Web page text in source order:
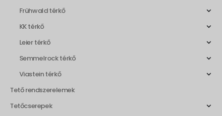
Frühwald térkő
KK térkő
Leier térkő
Semmelrock térkő
Viastein térkő
Tető rendszerelemek
Tetőcserepek